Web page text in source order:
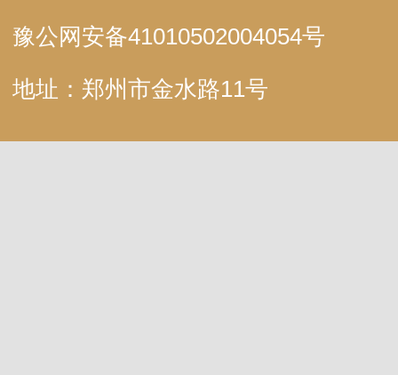
豫公网安备41010502004054号
地址：郑州市金水路11号